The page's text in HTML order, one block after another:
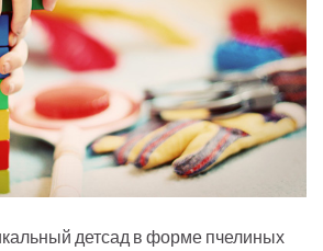
детсад в форме пчелиных